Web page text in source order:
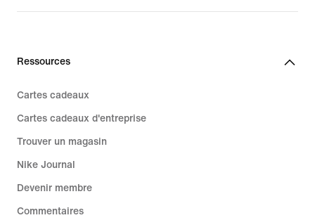
Ressources
Cartes cadeaux
Cartes cadeaux d'entreprise
Trouver un magasin
Nike Journal
Devenir membre
Commentaires